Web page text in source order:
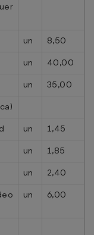
un
8,50
un
40,00
un
35,00
un
1,45
un
1,85
un
2,40
un 6,00